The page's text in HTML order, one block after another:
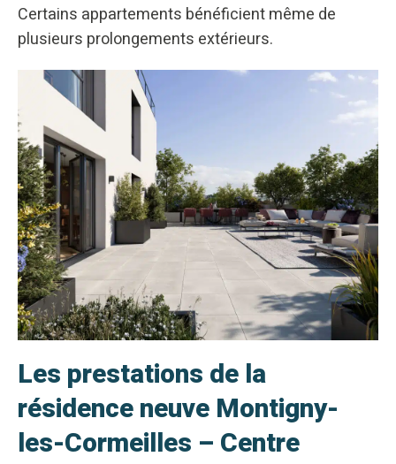
Certains appartements bénéficient même de
plusieurs prolongements extérieurs.
Les prestations de la
résidence neuve Montigny-
les-Cormeilles – Centre